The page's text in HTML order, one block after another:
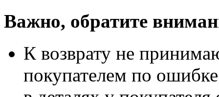
Важно, обратите
К возврату не
покупателем по